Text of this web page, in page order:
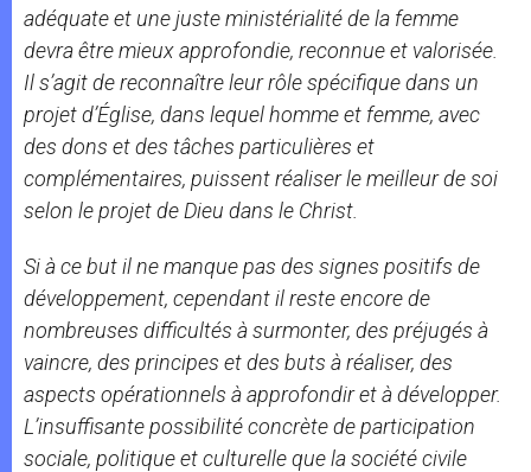
adéquate et une juste ministérialité de la femme
devra être mieux approfondie, reconnue et valorisée.
Il s’agit de reconnaître leur rôle spécifique dans un
projet d’Église, dans lequel homme et femme, avec
des dons et des tâches particulières et
complémentaires, puissent réaliser le meilleur de soi
selon le projet de Dieu dans le Christ.
Si à ce but il ne manque pas des signes positifs de
développement, cependant il reste encore de
nombreuses difficultés à surmonter, des préjugés à
vaincre, des principes et des buts à réaliser, des
aspects opérationnels à approfondir et à développer.
L’insuffisante possibilité concrète de participation
sociale, politique et culturelle que la société civile